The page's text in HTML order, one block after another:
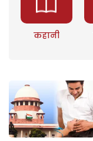
कहानी